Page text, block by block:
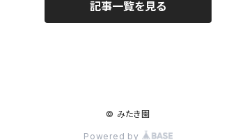
記事一覧を見る
© みたき園
Powered by